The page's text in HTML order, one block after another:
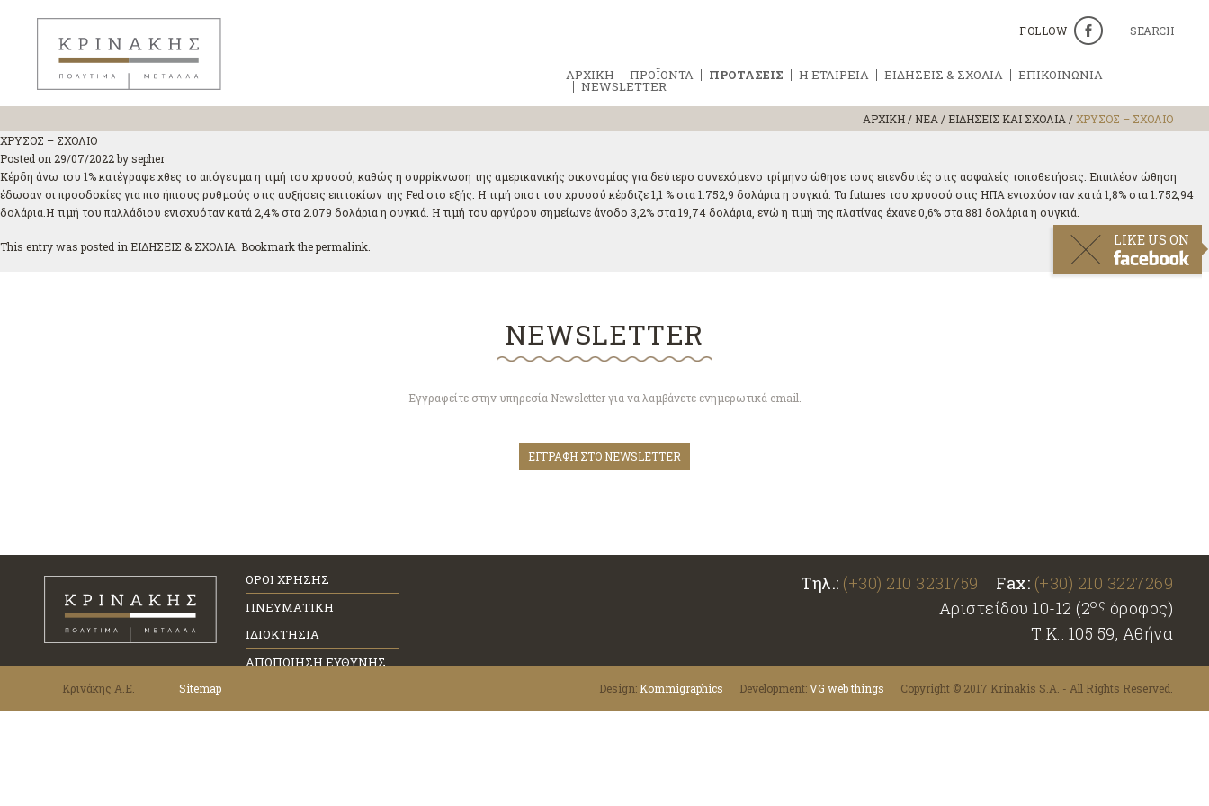
FOLLOW SEARCH
ΑΡΧΙΚΗ ΠΡΟΪΟΝΤΑ ΠΡΟΤΑΣΕΙΣ Η ΕΤΑΙΡΕΙΑ ΕΙΔΗΣΕΙΣ & ΣΧΟΛΙΑ ΕΠΙΚΟΙΝΩΝΙΑ
NEWSLETTER
ΑΡΧΙΚΗ / ΝΕΑ / ΕΙΔΗΣΕΙΣ ΚΑΙ ΣΧΟΛΙΑ /ΧΡΥΣΟΣ – ΣΧΟΛΙΟ
ΧΡΥΣΟΣ – ΣΧΟΛΙΟ
Posted on 29/07/2022bysepher
Κέρδη άνω του 1% κατέγραφε χθες το απόγευμα η τιμή του χρυσού, καθώς η συρρίκνωση της αμερικανικής οικονομίας για δεύτερο συνεχόμενο τρίμηνο ώθησε τους επενδυτές στις ασφαλείς τοποθετήσεις. Επιπλέον ώθηση
έδωσαν οι προσδοκίες για πιο ήπιους ρυθμούς στις αυξήσεις επιτοκίων της Fed στο εξής. Η τιμή σποτ του χρυσού κέρδιζε 1,1 % στα 1.752,9 δολάρια η ουγκιά. Τα futures του χρυσού στις ΗΠΑ ενισχύονταν κατά 1,8% στα 1.752,94
δολάρια.Η τιμή του παλλάδιου ενισχυόταν κατά 2,4% στα 2.079 δολάρια η ουγκιά. Η τιμή του αργύρου σημείωνε άνοδο 3,2% στα 19,74 δολάρια, ενώ η τιμή της πλατίνας έχανε 0,6% στα 881 δολάρια η ουγκιά.
This entry was posted in ΕΙΔΗΣΕΙΣ & ΣΧΟΛΙΑ . Bookmark thepermalink
NEWSLETTER
Εγγραφείτε στην υπηρεσία Newsletter για να λαμβάνετε ενημερωτικά email.
ΕΓΓΡΑΦΗ ΣΤΟ NEWSLETTER
ΟΡΟΙ ΧΡΗΣΗΣ
ΠΝΕΥΜΑΤΙΚΗ
ΙΔΙΟΚΤΗΣΙΑ
ΑΠΟΠΟΙΗΣΗ ΕΥΘΥΝΗΣ
Τηλ.: (+30) 210 3231759 Fax: (+30) 210 3227269
Αριστείδου 10-12 (2ος όροφος)
Τ.Κ.: 105 59, Αθήνα
Κρινάκης Α.Ε. Sitemap Design: Κommigraphics Development:VG web things Copyright © 2017 Krinakis S.A. - All Rights Reserved.
LIKE US ON